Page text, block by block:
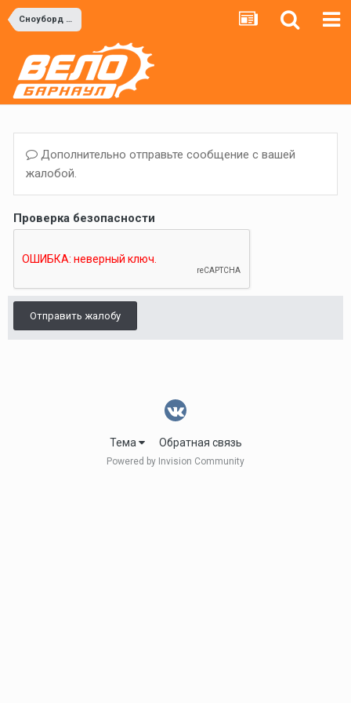
Сноуборд и Горные лыжи
Дополнительно отправьте сообщение с вашей
жалобой.
Проверка безопасности
Отправить жалобу
Тема Обратная связь
Powered by Invision Community